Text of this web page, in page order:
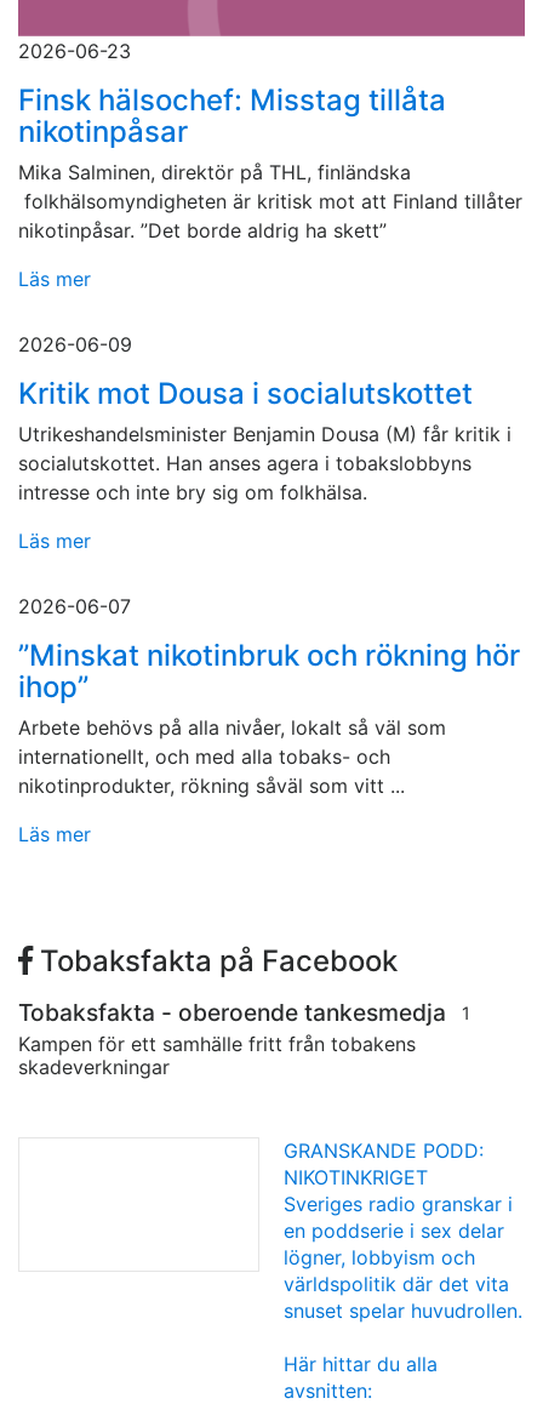
2026-06-23
Finsk hälsochef: Misstag tillåta
nikotinpåsar
Mika Salminen, direktör på THL, finländska
folkhälsomyndigheten är kritisk mot att Finland tillåter
nikotinpåsar. ”Det borde aldrig ha skett”
Läs mer
2026-06-09
Kritik mot Dousa i socialutskottet
Utrikeshandelsminister Benjamin Dousa (M) får kritik i
socialutskottet. Han anses agera i tobakslobbyns
intresse och inte bry sig om folkhälsa.
Läs mer
2026-06-07
”Minskat nikotinbruk och rökning hör
ihop”
Arbete behövs på alla nivåer, lokalt så väl som
internationellt, och med alla tobaks- och
nikotinprodukter, rökning såväl som vitt ...
Läs mer
Tobaksfakta på Facebook
Tobaksfakta - oberoende tankesmedja 1
Kampen för ett samhälle fritt från tobakens
skadeverkningar
GRANSKANDE PODD:
NIKOTINKRIGET
Sveriges radio granskar i
en poddserie i sex delar
lögner, lobbyism och
världspolitik där det vita
snuset spelar huvudrollen.
Här hittar du alla
avsnitten: